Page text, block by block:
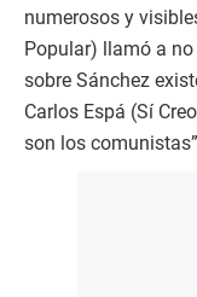
numerosos y
Popular) llamó a
sobre Sánchez
Carlos Espá (Sí
son los